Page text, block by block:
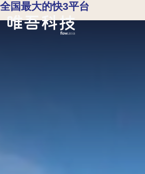
全国最大的快3平台